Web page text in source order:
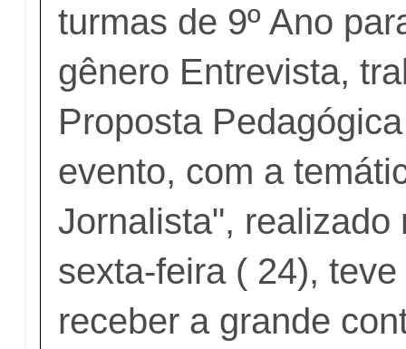
turmas de 9º Ano
gênero Entrevista,
Proposta
evento, com a
Jornalista", realizado
sexta-feira ( 24),
receber a grande